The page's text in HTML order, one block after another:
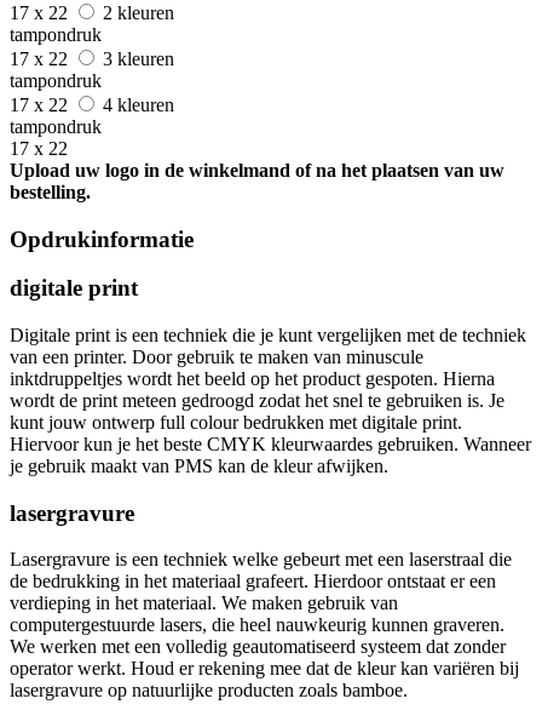
17 x 22
2 kleuren
tampondruk
17 x 22
3 kleuren
tampondruk
17 x 22
4 kleuren
tampondruk
17 x 22
Upload uw logo in de winkelmand of na het plaatsen van uw
bestelling.
Opdrukinformatie
digitale print
Digitale print is een techniek die je kunt vergelijken met de techniek
van een printer. Door gebruik te maken van minuscule
inktdruppeltjes wordt het beeld op het product gespoten. Hierna
wordt de print meteen gedroogd zodat het snel te gebruiken is. Je
kunt jouw ontwerp full colour bedrukken met digitale print.
Hiervoor kun je het beste CMYK kleurwaardes gebruiken. Wanneer
je gebruik maakt van PMS kan de kleur afwijken.
lasergravure
Lasergravure is een techniek welke gebeurt met een laserstraal die
de bedrukking in het materiaal grafeert. Hierdoor ontstaat er een
verdieping in het materiaal. We maken gebruik van
computergestuurde lasers, die heel nauwkeurig kunnen graveren.
We werken met een volledig geautomatiseerd systeem dat zonder
operator werkt. Houd er rekening mee dat de kleur kan variëren bij
lasergravure op natuurlijke producten zoals bamboe.